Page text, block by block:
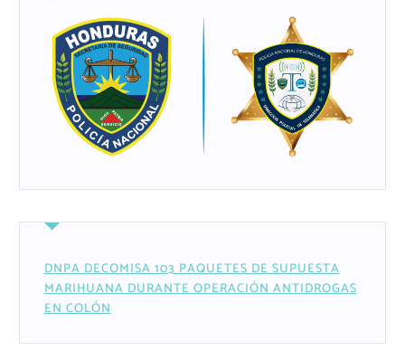
DNPA DECOMISA 103 PAQUETES DE SUPUESTA
MARIHUANA DURANTE OPERACIÓN ANTIDROGAS
EN COLÓN